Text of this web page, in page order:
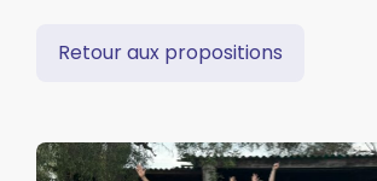
Retour aux propositions